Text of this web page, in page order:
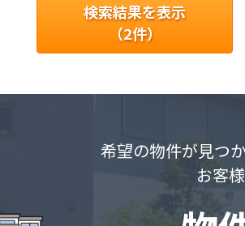
検索結果を表示
（2件）
希望の物件が見つ
お客